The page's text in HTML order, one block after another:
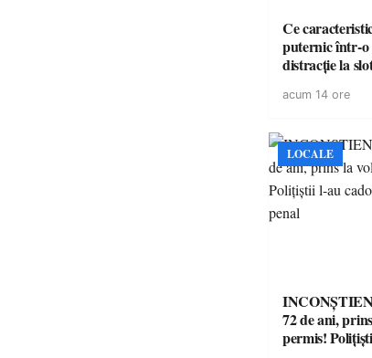
Ce
puternic într-o
distracție la
acum 14 ore
LOCALE
72 de ani,
permis!